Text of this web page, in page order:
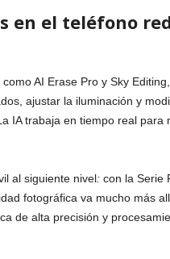
en el teléfono
AI Erase Pro y Sky
ajustar la iluminación y
IA trabaja en tiempo real para
al siguiente nivel: con la Serie
fotográfica va mucho más
de alta precisión y